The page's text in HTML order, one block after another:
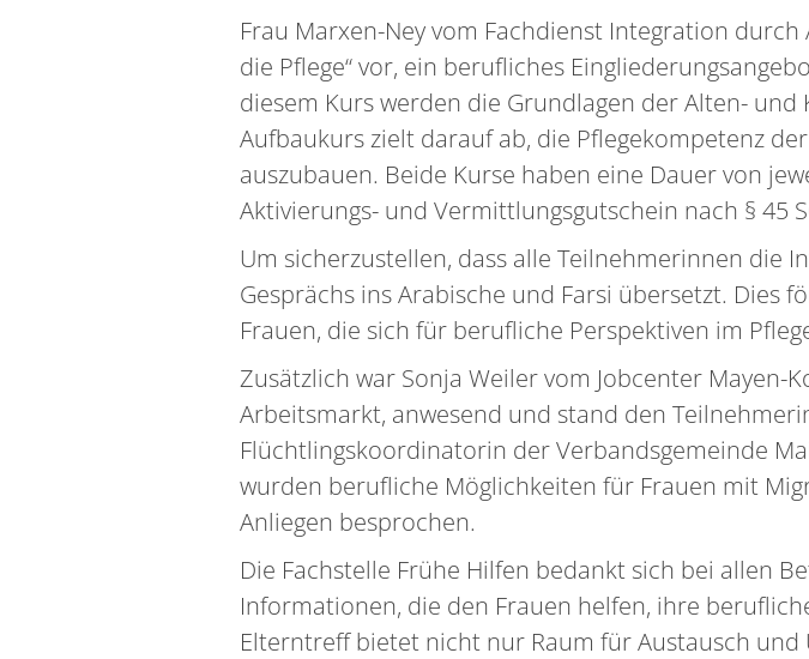
Frau Marxen-Ney vom Fachdienst Integration
die Pflege“ vor, ein berufliches
diesem Kurs werden die Grundlagen der Alten-
Aufbaukurs zielt darauf ab, die Pflegekompetenz
auszubauen. Beide Kurse haben eine Dauer von
Aktivierungs- und Vermittlungsgutschein nach § 45
Um sicherzustellen, dass alle Teilnehmerinnen die
Gesprächs ins Arabische und Farsi übersetzt. Dies
Frauen, die sich für berufliche Perspektiven im
Zusätzlich war Sonja Weiler vom Jobcenter
Arbeitsmarkt, anwesend und stand den
Flüchtlingskoordinatorin der Verbandsgemeinde
wurden berufliche Möglichkeiten für Frauen mit
Anliegen besprochen.
Die Fachstelle Frühe Hilfen bedankt sich bei allen
Informationen, die den Frauen helfen, ihre
Elterntreff bietet nicht nur Raum für Austausch